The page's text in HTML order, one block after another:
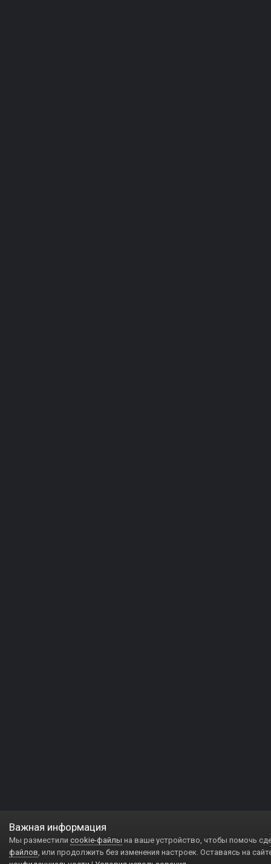
Важная информация
Мы разместили cookie-файлы на ваше устройство, чтобы помочь
файлов, или продолжить без изменения настроек. Оставаясь на